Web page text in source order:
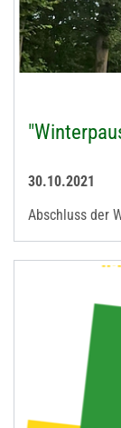
30.10.2021
Abschluss der